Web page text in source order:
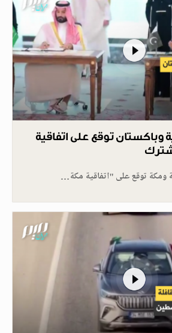
وباكستان توقع على اتفاقية
ومكة توقع على "اتفاقية مكة…